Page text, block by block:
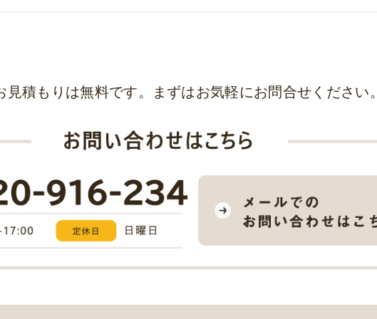
見積もりは無料です。まずはお気軽にお問合せください。